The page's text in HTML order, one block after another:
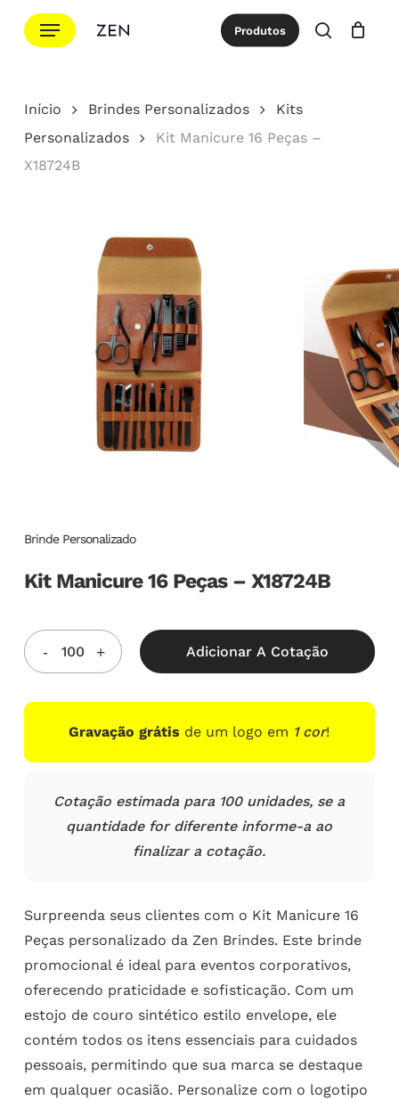
para
principal
Menu Produtos
procurar
Cotação Close
Início Brindes Personalizados
Kits
Personalizados
Kit Manicure 16 Peças –
X18724B
Brinde Personalizado
Kit Manicure 16 Peças – X18724B
Adicionar A Cotação
Gravação grátis de um logo em 1 cor!
Cotação estimada para 100 unidades, se a
quantidade for diferente informe-a ao
finalizar a cotação.
Surpreenda seus clientes com o Kit Manicure 16
Peças personalizado da Zen Brindes. Este brinde
promocional é ideal para eventos corporativos,
oferecendo praticidade e sofisticação. Com um
estojo de couro sintético estilo envelope, ele
contém todos os itens essenciais para cuidados
pessoais, permitindo que sua marca se destaque
em qualquer ocasião. Personalize com o logotipo